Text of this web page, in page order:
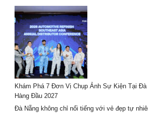
ảnh
gia
đình
phong
cách
Hàn
Quốc
–
xu
mới
Khám Phá 7 Đơn Vị Chụp Ảnh Sự Kiện Tại
Hàng Đầu 2027
Đà Nẵng không chỉ nổi tiếng với vẻ đẹp tự